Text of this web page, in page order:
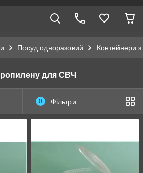
Посуд одноразовий Контейнери
для СВЧ
0 Фільтри